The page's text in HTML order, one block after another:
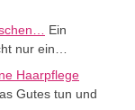
Ein
nur ein…
Haarpflege
Gutes tun und